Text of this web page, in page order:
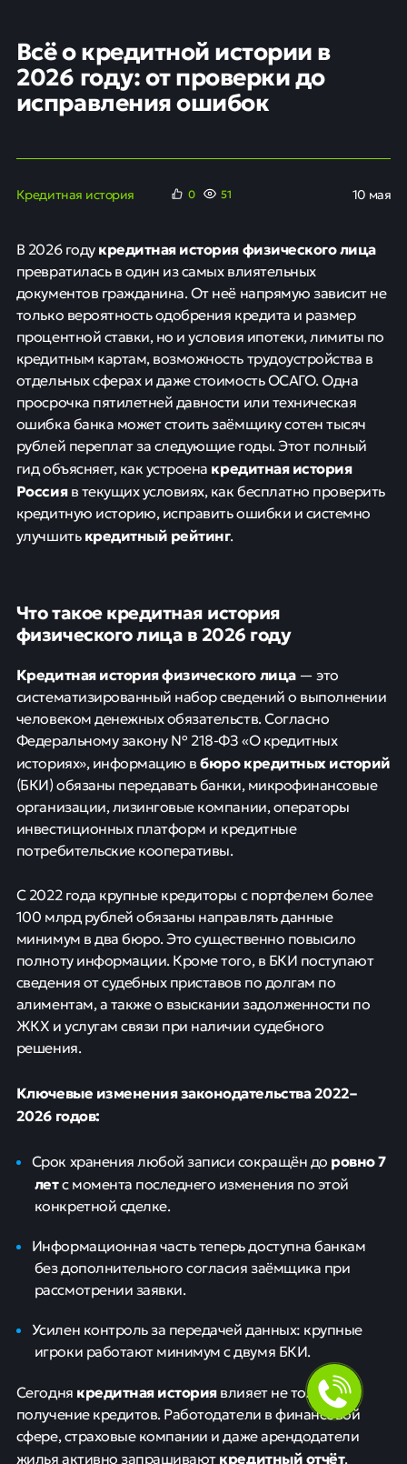
Всё о кредитной истории в
2026 году: от проверки до
исправления ошибок
Кредитная история 0 51 10 мая
В 2026 годукредитная история физического лица
превратилась в один из самых влиятельных
документов гражданина. От неё напрямую зависит не
только вероятность одобрения кредита и размер
процентной ставки, но и условия ипотеки, лимиты по
кредитным картам, возможность трудоустройства в
отдельных сферах и даже стоимость ОСАГО. Одна
просрочка пятилетней давности или техническая
ошибка банка может стоить заёмщику сотен тысяч
рублей переплат за следующие годы. Этот полный
гид объясняет, как устроена кредитная история
Россияв текущих условиях, как бесплатно проверить
кредитную историю, исправить ошибки и системно
улучшитькредитный рейтинг.
Что такое кредитная история
физического лица в 2026 году
Кредитная история физического лица— это
систематизированный набор сведений о выполнении
человеком денежных обязательств. Согласно
Федеральному закону № 218-ФЗ «О кредитных
историях», информацию вбюро кредитных историй
(БКИ) обязаны передавать банки, микрофинансовые
организации, лизинговые компании, операторы
инвестиционных платформ и кредитные
потребительские кооперативы.
С 2022 года крупные кредиторы с портфелем более
100 млрд рублей обязаны направлять данные
минимум в два бюро. Это существенно повысило
полноту информации. Кроме того, в БКИ поступают
сведения от судебных приставов по долгам по
алиментам, а также о взыскании задолженности по
ЖКХ и услугам связи при наличии судебного
решения.
Ключевые изменения законодательства 2022–
2026 годов:
Срок хранения любой записи сокращён до ровно 7
летс момента последнего изменения по этой
конкретной сделке.
Информационная часть теперь доступна банкам
без дополнительного согласия заёмщика при
рассмотрении заявки.
Усилен контроль за передачей данных: крупные
игроки работают минимум с двумя БКИ.
Сегодня кредитная историявлияет не только на
получение кредитов. Работодатели в финансовой
сфере, страховые компании и даже арендодатели
жилья активно запрашиваюткредитный отчёт.